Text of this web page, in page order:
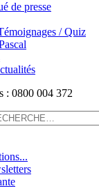
de presse
/ Quiz